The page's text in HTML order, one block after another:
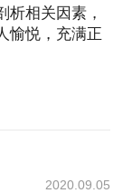
析相关因素，
愉悦，充满正
2020.09.05